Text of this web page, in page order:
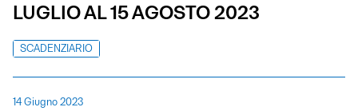
LUGLIO AL 15 AGOSTO 2023
SCADENZIARIO
14 Giugno 2023